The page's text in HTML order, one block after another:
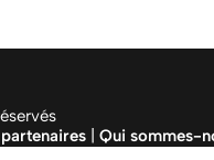
Qui sommes-